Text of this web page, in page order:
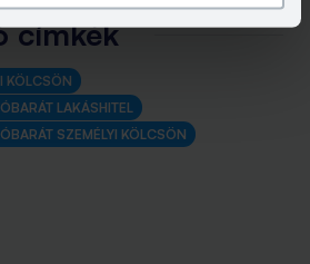
címkék
KÖLCSÖN
LAKÁSHITEL
SZEMÉLYI KÖLCSÖN